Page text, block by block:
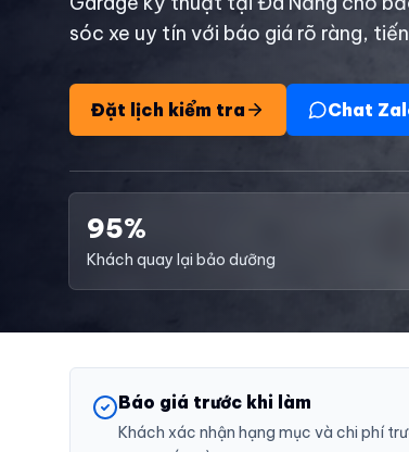
sóc xe uy tín với báo giá rõ ràng,
Đặt lịch kiểm tra Chat
95%
Khách quay lại bảo dưỡng
Báo giá trước khi làm
Khách xác nhận hạng mục và chi phí